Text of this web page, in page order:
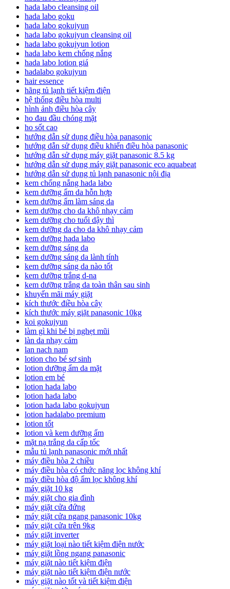
hada labo cleansing oil
hada labo goku
hada labo gokujyun
hada labo gokujyun cleansing oil
hada labo gokujyun lotion
hada labo kem chống nắng
hada labo lotion giá
hadalabo gokujyun
hair essence
hãng tủ lạnh tiết kiệm điện
hệ thống điều hòa multi
hình ảnh điều hòa cây
ho đau đầu chóng mặt
ho sốt cao
hướng dẫn sử dụng điều hòa panasonic
hướng dẫn sử dụng điều khiển điều hòa panasonic
hướng dẫn sử dụng máy giặt panasonic 8.5 kg
hướng dẫn sử dụng máy giặt panasonic eco aquabeat
hướng dẫn sử dụng tủ lạnh panasonic nội địa
kem chống nắng hada labo
kem dưỡng ẩm da hỗn hợp
kem dưỡng ẩm làm sáng da
kem dưỡng cho da khô nhạy cảm
kem dưỡng cho tuổi dậy thì
kem dưỡng da cho da khô nhạy cảm
kem dưỡng hada labo
kem dưỡng sáng da
kem dưỡng sáng da lành tính
kem dưỡng sáng da nào tốt
kem dưỡng trắng d-na
kem dưỡng trắng da toàn thân sau sinh
khuyến mãi máy giặt
kích thước điều hòa cây
kích thước máy giặt panasonic 10kg
koi gokujyun
làm gì khi bé bị nghẹt mũi
làn da nhạy cảm
lan nach nam
lotion cho bé sơ sinh
lotion dưỡng ẩm da mặt
lotion em bé
lotion hada labo
lotion hada labo
lotion hada labo gokujyun
lotion hadalabo premium
lotion tốt
lotion và kem dưỡng ẩm
mặt nạ trắng da cấp tốc
mẫu tủ lạnh panasonic mới nhất
máy điều hòa 2 chiều
máy điều hòa có chức năng lọc không khí
máy điều hòa độ ẩm lọc không khí
máy giặt 10 kg
máy giặt cho gia đình
máy giặt cửa đứng
máy giặt cửa ngang panasonic 10kg
máy giặt cửa trên 9kg
máy giặt inverter
máy giặt loại nào tiết kiệm điện nước
máy giặt lồng ngang panasonic
máy giặt nào tiết kiệm điện
máy giặt nào tiết kiệm điện nước
máy giặt nào tốt và tiết kiệm điện